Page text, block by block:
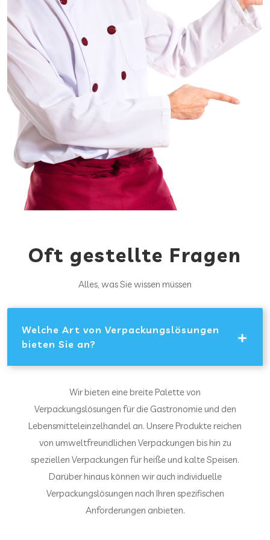
Oft gestellte Fragen
Alles, was Sie wissen müssen
Welche Art von Verpackungslösungen
bieten Sie an?
Wir bieten eine breite Palette von
Verpackungslösungen für die Gastronomie und den
Lebensmitteleinzelhandel an. Unsere Produkte reichen
von umweltfreundlichen Verpackungen bis hin zu
speziellen Verpackungen für heiße und kalte Speisen.
Darüber hinaus können wir auch individuelle
Verpackungslösungen nach Ihren spezifischen
Anforderungen anbieten.